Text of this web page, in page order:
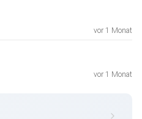
vor 1 Monat
vor 1 Monat